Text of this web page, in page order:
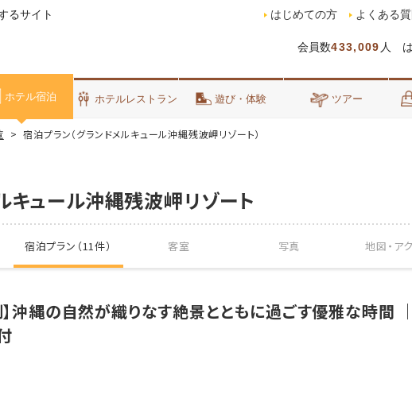
るサイト
会員数433,009 人 は
はじめての方 よくある
ホテル宿泊 ホテルレストラン 遊び・体験 ツアー
宿泊プラン（グランドメルキュール沖縄残波岬リゾート）
キュール沖縄残波岬リゾート
宿泊プラン（11件） 客室 写真 地図・ ア
】沖縄の自然が織りなす絶景とともに過ごす優雅な時間